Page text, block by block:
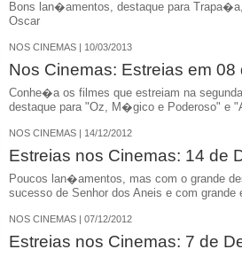
Bons lan�amentos, destaque para
Oscar
NOS CINEMAS | 10/03/2013
Nos Cinemas: Estreias em
Conhe�a os filmes que estreiam na
destaque para "Oz, M�gico e Poderoso" e
NOS CINEMAS | 14/12/2012
Estreias nos Cinemas: 14 de
Poucos lan�amentos, mas com o grande
sucesso de Senhor dos Aneis e com grande
NOS CINEMAS | 07/12/2012
Estreias nos Cinemas: 7 de